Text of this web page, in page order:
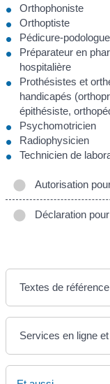
Orthophoniste
Orthoptiste
Pédicure-podologue
Préparateur en
hospitalière
Prothésistes et
handicapés
épithésiste,
Psychomotricien
Radiophysicien
Technicien de
Autorisation
Déclaration
Textes de référence
Services en ligne